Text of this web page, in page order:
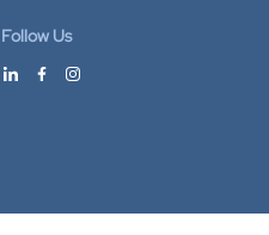
Follow Us